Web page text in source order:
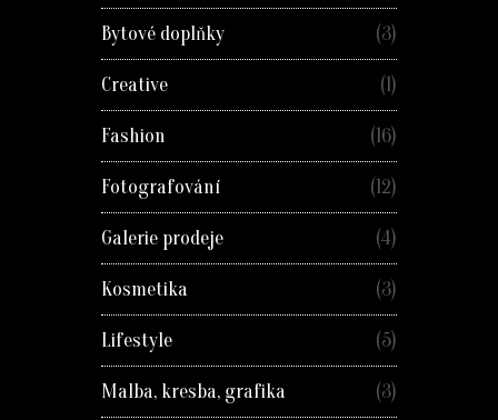
Bytové doplňky (3)
Creative (1)
Fashion (16)
Fotografování (12)
Galerie prodeje (4)
Kosmetika (3)
Lifestyle (5)
Malba, kresba, grafika (3)